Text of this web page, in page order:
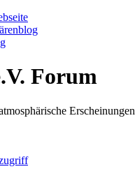
Forum
Erscheinungen